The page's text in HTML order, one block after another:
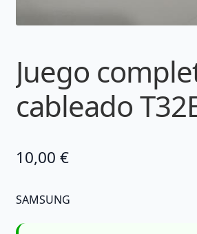
Juego
cableado
10,00 €
SAMSUNG